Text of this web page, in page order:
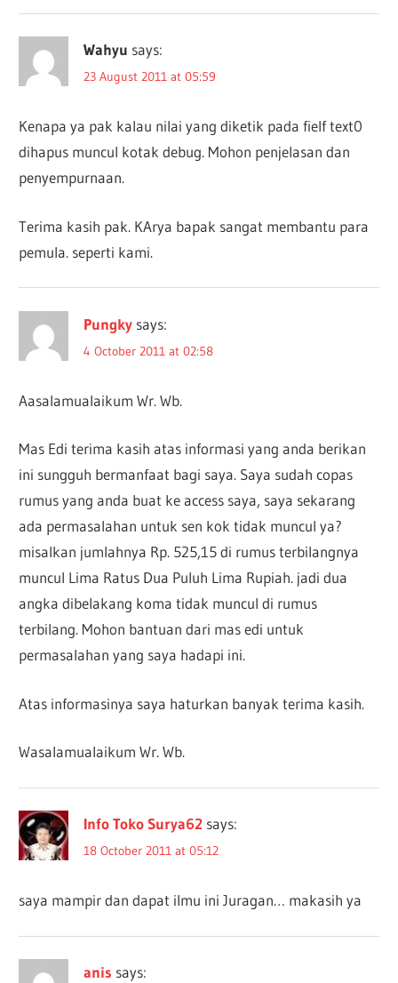
Wahyu says:
23 August 2011 at 05:59
Kenapa ya pak kalau nilai yang diketik pada fielf text0
dihapus muncul kotak debug. Mohon penjelasan dan
penyempurnaan.
Terima kasih pak. KArya bapak sangat membantu para
pemula. seperti kami.
Pungky says:
4 October 2011 at 02:58
Aasalamualaikum Wr. Wb.
Mas Edi terima kasih atas informasi yang anda berikan
ini sungguh bermanfaat bagi saya. Saya sudah copas
rumus yang anda buat ke access saya, saya sekarang
ada permasalahan untuk sen kok tidak muncul ya?
misalkan jumlahnya Rp. 525,15 di rumus terbilangnya
muncul Lima Ratus Dua Puluh Lima Rupiah. jadi dua
angka dibelakang koma tidak muncul di rumus
terbilang. Mohon bantuan dari mas edi untuk
permasalahan yang saya hadapi ini.
Atas informasinya saya haturkan banyak terima kasih.
Wasalamualaikum Wr. Wb.
Info Toko Surya62 says:
18 October 2011 at 05:12
saya mampir dan dapat ilmu ini Juragan… makasih ya
anis says: